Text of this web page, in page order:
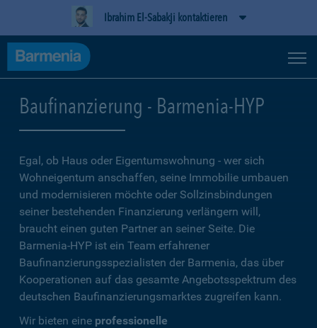
Ibrahim El-Sabakji kontaktieren
Baufinanzierung - Barmenia-HYP
Egal, ob Haus oder Eigentumswohnung - wer sich
Wohneigentum anschaffen, seine Immobilie umbauen
und modernisieren möchte oder Sollzinsbindungen
seiner bestehenden Finanzierung verlängern will,
braucht einen guten Partner an seiner Seite. Die
Barmenia-HYP ist ein Team erfahrener
Baufinanzierungsspezialisten der Barmenia, das über
Kooperationen auf das gesamte Angebotsspektrum des
deutschen Baufinanzierungsmarktes zugreifen kann.
Wir bieten eine professionelle